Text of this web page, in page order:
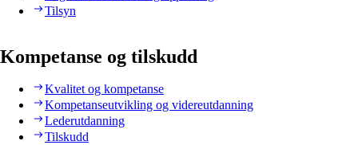
Tilsyn
Kompetanse og tilskudd
Kvalitet og kompetanse
Kompetanseutvikling og videreutdanning
Lederutdanning
Tilskudd